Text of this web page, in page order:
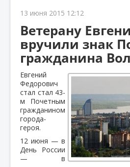
13 июня 2015 12:12
Ветерану
вручили знак
гражданина
Евгений
Федорович
стал стал 43-
м Почетным
гражданином
города-
героя.
12 июня — в
День России
— в